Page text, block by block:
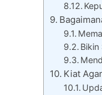
Bikin
Kiat